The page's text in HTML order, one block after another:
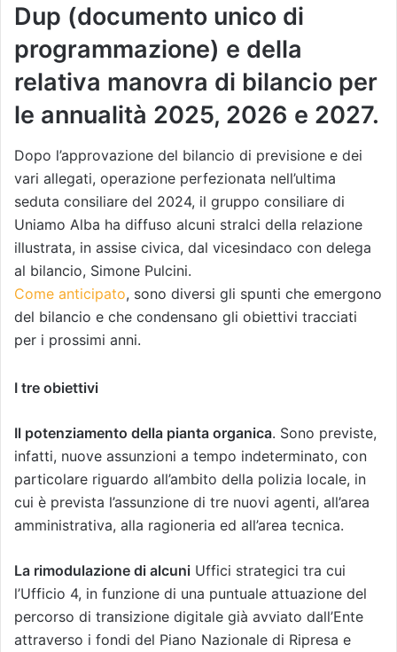
Dup (documento unico di
programmazione) e della
relativa manovra di bilancio per
le annualità 2025, 2026 e 2027.
Dopo l’approvazione del bilancio di previsione e dei
vari allegati, operazione perfezionata nell’ultima
seduta consiliare del 2024, il gruppo consiliare di
Uniamo Alba ha diffuso alcuni stralci della relazione
illustrata, in assise civica, dal vicesindaco con delega
al bilancio, Simone Pulcini.
Come anticipato, sono diversi gli spunti che emergono
del bilancio e che condensano gli obiettivi tracciati
per i prossimi anni.
I tre obiettivi
Il potenziamento della pianta organica. Sono previste,
infatti, nuove assunzioni a tempo indeterminato, con
particolare riguardo all’ambito della polizia locale, in
cui è prevista l’assunzione di tre nuovi agenti, all’area
amministrativa, alla ragioneria ed all’area tecnica.
La rimodulazione di alcuni Uffici strategici tra cui
l’Ufficio 4, in funzione di una puntuale attuazione del
percorso di transizione digitale già avviato dall’Ente
attraverso i fondi del Piano Nazionale di Ripresa e